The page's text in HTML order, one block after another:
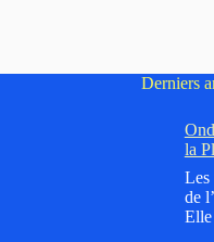
Derniers
la
Les
de
Elle